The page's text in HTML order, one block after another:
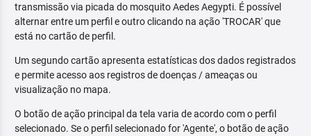
transmissão via picada do mosquito Aedes Aegypti. É possível
alternar entre um perfil e outro clicando na ação 'TROCAR' que
está no cartão de perfil.
Um segundo cartão apresenta estatísticas dos dados registrados
e permite acesso aos registros de doenças / ameaças ou
visualização no mapa.
O botão de ação principal da tela varia de acordo com o perfil
selecionado. Se o perfil selecionado for 'Agente', o botão de ação